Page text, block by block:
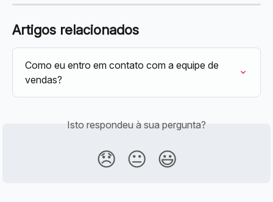
Artigos relacionados
Como eu entro em contato com a equipe de
vendas?
Isto respondeu à sua pergunta?
😞 😐 😃